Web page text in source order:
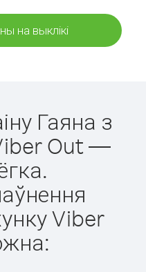
на выклікі
Гаяна з
Out —
Viber